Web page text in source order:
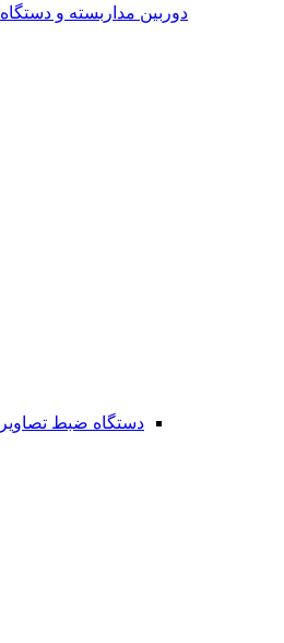
دوربین مداربسته و دستگاه
دستگاه ضبط تصاویر